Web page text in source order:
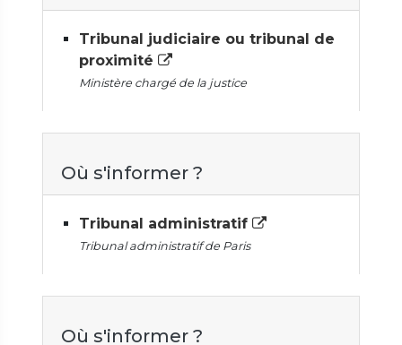
Tribunal judiciaire ou tribunal de
proximité
Ministère chargé de la justice
Où s'informer ?
Tribunal administratif
Tribunal administratif de Paris
Où s'informer ?